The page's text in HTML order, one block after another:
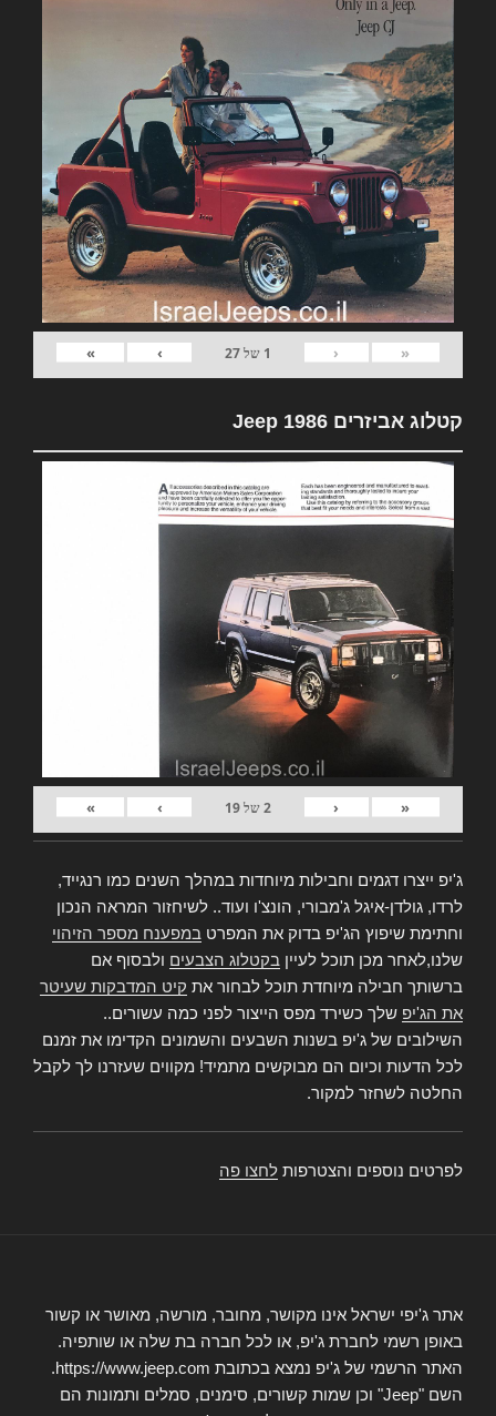
«
‹
1 של27
›
»
קטלוג אביזרים Jeep 1986
«
‹
2של19
›
»
ג'יפ ייצרו דגמים וחבילות מיוחדות במהלך השנים כמו רנגייד,
לרדו, גולדן-איגל ג'מבורי, הונצ'ו ועוד.. לשיחזור המראה הנכון
וחתימת שיפוץ הג'יפ בדוק את המפרט במפענח מספר הזיהוי
שלנו,לאחר מכן תוכל לעיין בקטלוג הצבעים ולבסוף אם
ברשותך חבילה מיוחדת תוכל לבחור את קיט המדבקות שעיטר
את הג'יפ שלך כשירד מפס הייצור לפני כמה עשורים..
השילובים של ג'יפ בשנות השבעים והשמונים הקדימו את זמנם
לכל הדעות וכיום הם מבוקשים מתמיד! מקווים שעזרנו לך לקבל
החלטה לשחזר למקור.
לפרטים נוספים והצטרפות לחצו פה
אתר ג'יפי ישראל אינו מקושר, מחובר, מורשה, מאושר או קשור
באופן רשמי לחברת ג'יפ, או לכל חברה בת שלה או שותפיה.
האתר הרשמי של ג'יפ נמצא בכתובת https://www.jeep.com.
השם "Jeep" וכן שמות קשורים, סימנים, סמלים ותמונות הם